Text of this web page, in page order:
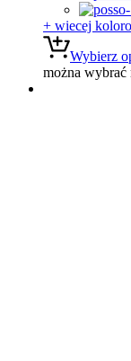
+ wiecej
Wybierz
można wybrać